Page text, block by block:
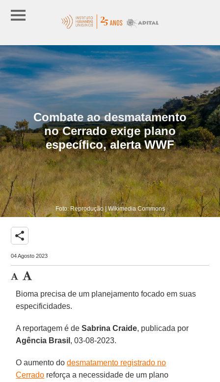
Combate ao desmatamento
no Cerrado exige plano
específico, alerta WWF
Foto: Reprodução | Wikimedia Commons
share
04 Agosto 2023
Bioma precisa de um planejamento focado em suas
especificidades.
A reportagem é deSabrina Craide, publicada por
Agência Brasil , 03-08-2023.
O aumento dodesmatamento registrado no
Cerrado reforça a necessidade de um plano